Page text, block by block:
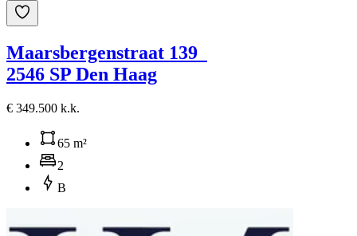
Maarsbergenstraat 139
2546 SP Den Haag
€ 349.500 k.k.
65 m²
2
B